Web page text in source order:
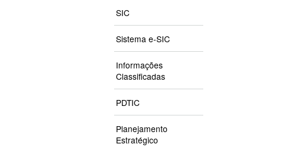
SIC
Sistema e-SIC
Informações
Classificadas
PDTIC
Planejamento
Estratégico